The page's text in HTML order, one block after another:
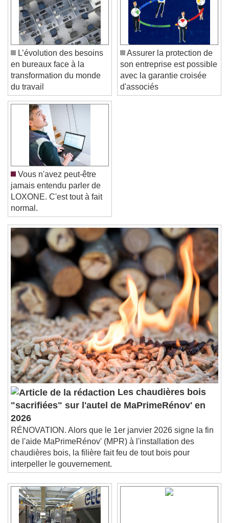
Color Opacity
Text Background
Color Opacity
Caption Area Background
Color
Font Size
Text Edge Style
Font Family
Close Modal Dialog
End of dialog window.
L’évolution des besoins
en bureaux face à la
transformation du monde
du travail
Assurer la protection de
son entreprise est possible
avec la garantie croisée
d'associés
Vous n'avez peut-être
jamais entendu parler de
LOXONE. C'est tout à fait
normal.
Les chaudières bois
"sacrifiées" sur l'autel de MaPrimeRénov' en
2026
RÉNOVATION. Alors que le 1er janvier 2026 signe la fin
de l'aide MaPrimeRénov' (MPR) à l'installation des
chaudières bois, la filière fait feu de tout bois pour
interpeller le gouvernement.